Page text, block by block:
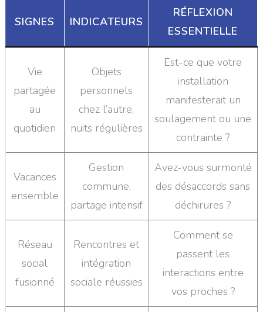
SIGNES INDICATEURS
RÉFLEXION
ESSENTIELLE
Vie
partagée
au
quotidien
Objets
personnels
chez l’autre,
nuits régulières
Est-ce que votre
installation
manifesterait un
soulagement ou une
contrainte ?
Vacances
ensemble
Gestion
commune,
partage intensif
Avez-vous surmonté
des désaccords sans
déchirures ?
Réseau
social
fusionné
Rencontres et
intégration
sociale réussies
Comment se
passent les
interactions entre
vos proches ?